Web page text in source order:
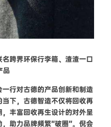
跨界环保行李箱、 渣渣一口
品
行对古德的产品创新和制造
下，古德智造不仅将回收再
丰富回收再生设计的对外呈
助力品牌频繁“破圈”。倪会